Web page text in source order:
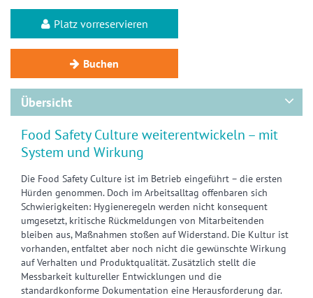
Platz vorreservieren
Buchen
Übersicht
Food Safety Culture weiterentwickeln – mit
System und Wirkung
Die Food Safety Culture ist im Betrieb eingeführt – die ersten
Hürden genommen. Doch im Arbeitsalltag offenbaren sich
Schwierigkeiten: Hygieneregeln werden nicht konsequent
umgesetzt, kritische Rückmeldungen von Mitarbeitenden
bleiben aus, Maßnahmen stoßen auf Widerstand. Die Kultur ist
vorhanden, entfaltet aber noch nicht die gewünschte Wirkung
auf Verhalten und Produktqualität. Zusätzlich stellt die
Messbarkeit kultureller Entwicklungen und die
standardkonforme Dokumentation eine Herausforderung dar.